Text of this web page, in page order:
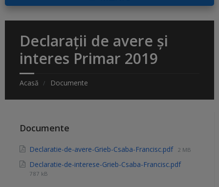
Declarații de avere și
interes Primar 2019
Acasă Documente
Documente
Declaratie-de-avere-Grieb-Csaba-Francisc.pdf 2 MB
Declaratie-de-interese-Grieb-Csaba-Francisc.pdf
787 kB